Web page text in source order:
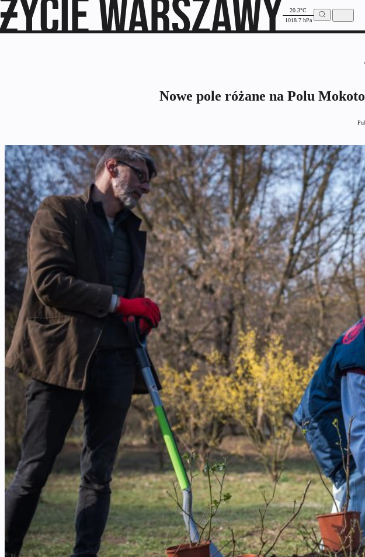
20.3°C
1018.7 hPa
Nowe pole różane na Polu